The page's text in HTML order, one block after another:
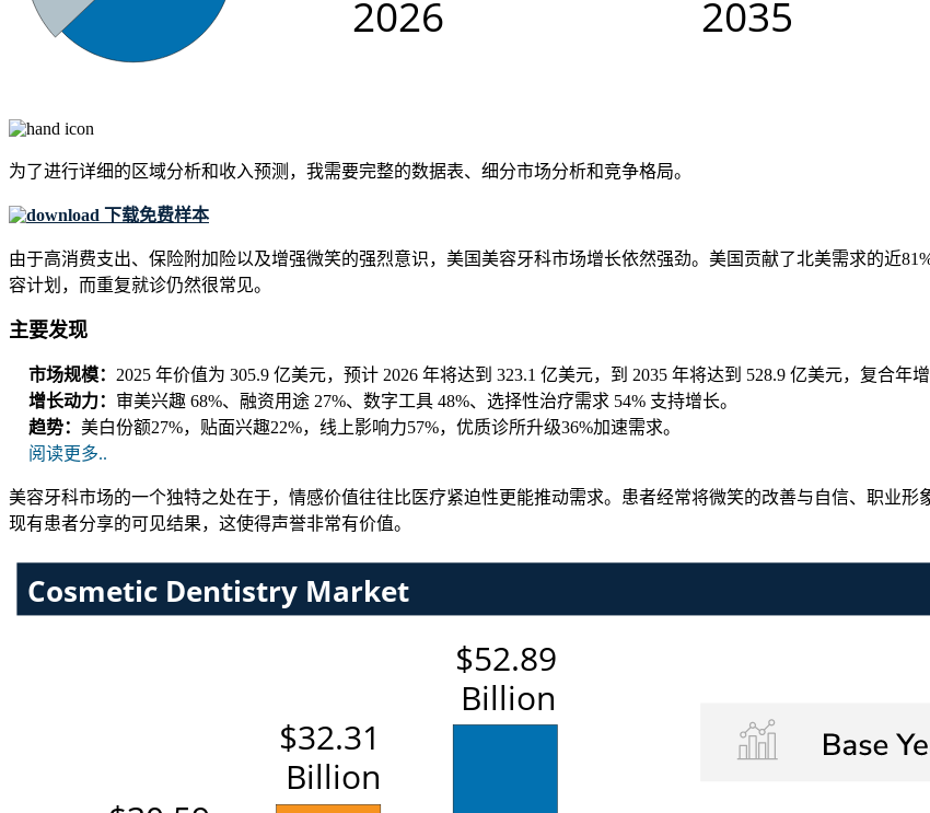
为了进行详细的区域分析和收入预测，我需要完整的数据表、细分市场分析和竞争格局。
下载免费样本
由于高消费支出、保险附加险以及增强微笑的强烈意识，美国美容牙科市场增长依然强劲。美国贡献了北美需求的近
容计划，而重复就诊仍然很常见。
主要发现
市场规模： 2025 年价值为 305.9 亿美元，预计 2026 年将达到 323.1 亿美元，到 2035 年将达到 528.9 亿美元，复合年增
增长动力： 审美兴趣 68%、融资用途 27%、数字工具 48%、选择性治疗需求 54% 支持增长。
趋势： 美白份额27%，贴面兴趣22%，线上影响力57%，优质诊所升级36%加速需求。
阅读更多..
美容牙科市场的一个独特之处在于，情感价值往往比医疗紧迫性更能推动需求。患者经常将微笑的改善与自信、职业
现有患者分享的可见结果，这使得声誉非常有价值。